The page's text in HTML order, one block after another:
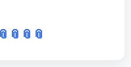
📎 📎 📎 📎